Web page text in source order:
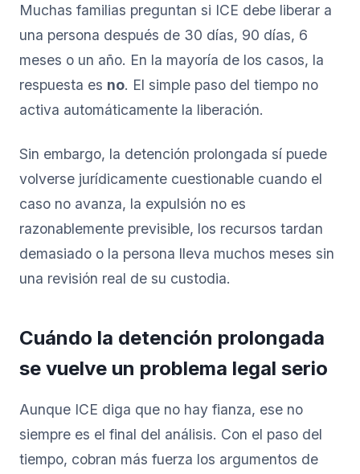
Muchas familias preguntan si ICE debe liberar a
una persona después de 30 días, 90 días, 6
meses o un año. En la mayoría de los casos, la
respuesta es no. El simple paso del tiempo no
activa automáticamente la liberación.
Sin embargo, la detención prolongada sí puede
volverse jurídicamente cuestionable cuando el
caso no avanza, la expulsión no es
razonablemente previsible, los recursos tardan
demasiado o la persona lleva muchos meses sin
una revisión real de su custodia.
Cuándo la detención prolongada
se vuelve un problema legal serio
Aunque ICE diga que no hay fianza, ese no
siempre es el final del análisis. Con el paso del
tiempo, cobran más fuerza los argumentos de